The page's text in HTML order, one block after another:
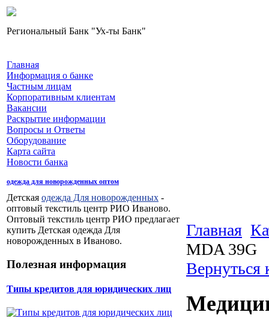
Региональный Банк "Ух-ты Банк"
Главная
Информация о банке
Частным лицам
Корпоративным клиентам
Вакансии
Раскрытие информации
Вопросы и Ответы
Оборудование
Карта сайта
Новости банка
одежда для новорожденных оптом
Детская одежда Для новорожденных -
оптовый текстиль центр РИО Иваново.
Оптовый текстиль центр РИО предлагает
купить Детская одежда Для
новорожденных в Иваново.
Полезная информация
Типы кредитов для юридических лиц
Главная
MDA 39G